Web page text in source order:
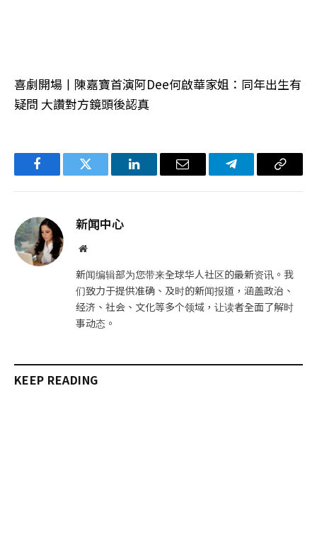
喜劇開場丨陳嘉寶首演阿Dee何啟華家姐：同年出生有
疑問 大讚對方鏡頭後認真
FacebookTwitter LinkedIn电
Telegram复
新闻中心
网
新闻编辑部为您带来全球华人社区的最新资讯。我
们致力于提供准确、及时的新闻报道，涵盖政治、
经济、社会、文化等多个领域，让读者全面了解时
事动态。
KEEP READING